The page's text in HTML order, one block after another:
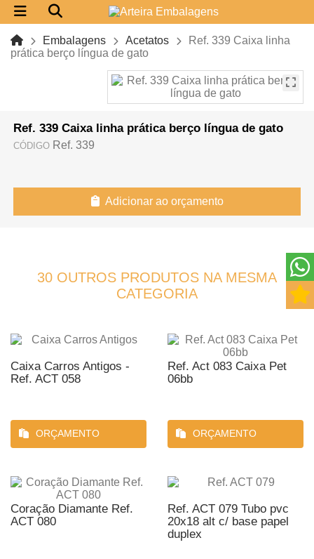
Embalagens Acetatos
Ref. 339 Caixa linha
prática berço língua de gato
Ref. 339 Caixa linha prática berço língua de gato
CÓDIGO Ref. 339
Adicionar ao orçamento
30 OUTROS PRODUTOS NA MESMA
CATEGORIA
Caixa Carros Antigos -
Ref. ACT 058
ORÇAMENTO
Ref. Act 083 Caixa Pet
06bb
ORÇAMENTO
Coração Diamante Ref.
ACT 080
Ref. ACT 079 Tubo pvc
20x18 alt c/ base papel
duplex